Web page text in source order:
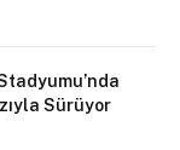
Sürüyor